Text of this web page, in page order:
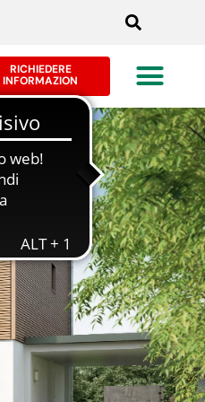
RICHIEDERE
INFORMAZION